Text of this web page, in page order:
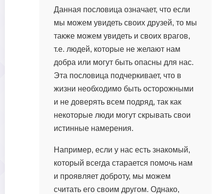
Данная пословица означает, что если
мы можем увидеть своих друзей, то мы
также можем увидеть и своих врагов,
т.е. людей, которые не желают нам
добра или могут быть опасны для нас.
Эта пословица подчеркивает, что в
жизни необходимо быть осторожными
и не доверять всем подряд, так как
некоторые люди могут скрывать свои
истинные намерения.
Например, если у нас есть знакомый,
который всегда старается помочь нам
и проявляет доброту, мы можем
считать его своим другом. Однако,